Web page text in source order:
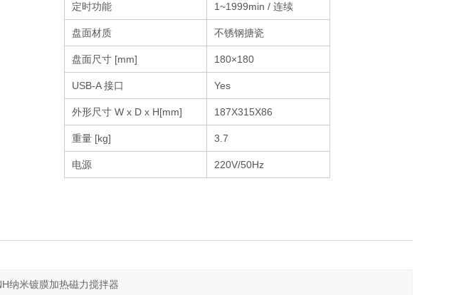
定时功能 1~1999min / 连续
盘面材质 不锈钢搪瓷
盘面尺寸 [mm] 180×180
USB-A 接口 Yes
外形尺寸 W x D x H[mm] 187X315X86
重量 [kg] 3.7
电源 220V/50Hz